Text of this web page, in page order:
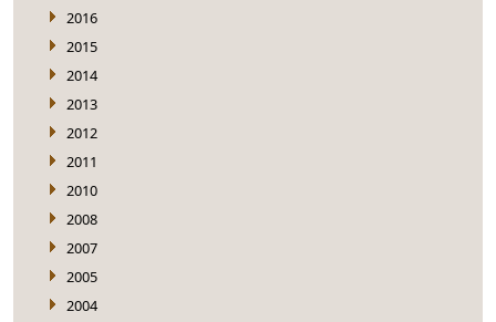
2016
2015
2014
2013
2012
2011
2010
2008
2007
2005
2004